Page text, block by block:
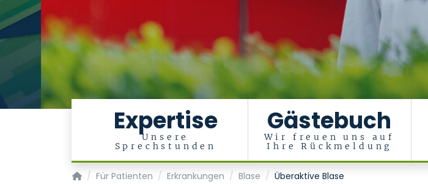
Expertise
Unsere
Sprechstunden
Gästebuch
Wir freuen uns auf
Ihre Rückmeldung
Klinik für Urologie
Für Patienten Erkrankungen Blase Überaktive Blase